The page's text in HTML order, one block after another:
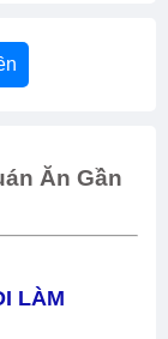
Ăn Gần
LÀM